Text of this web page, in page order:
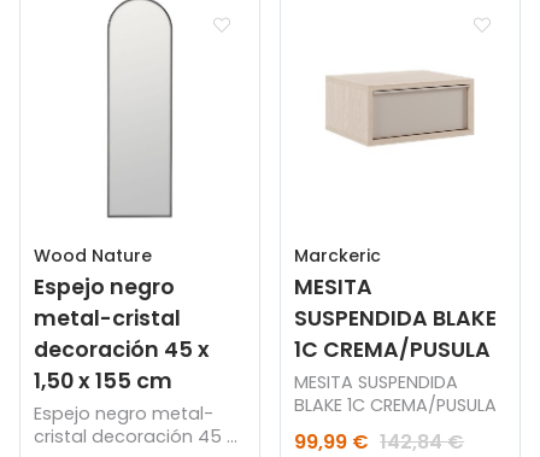
Wood Nature
Espejo negro
metal-cristal
decoración 45 x
1,50 x 155 cm
Espejo negro metal-
cristal decoración 45 x
Marckeric
MESITA
SUSPENDIDA BLAKE
1C CREMA/PUSULA
MESITA SUSPENDIDA
BLAKE 1C CREMA/PUSULA
99,99 € 142,84 €